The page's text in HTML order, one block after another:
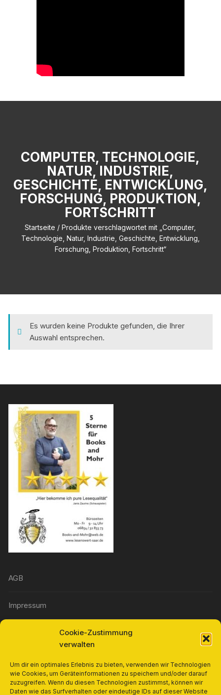
Cookie-Zustimmung
verwalten
Um dir ein optimales Erlebnis zu bieten, verwenden wir Technologien
wie Cookies, um Geräteinformationen zu speichern und/oder darauf
zuzugreifen. Wenn du diesen Technologien zustimmst, können wir
Daten wie das Surfverhalten oder eindeutige IDs auf dieser Website
COMPUTER, TECHNOLOGIE,
NATUR, INDUSTRIE,
GESCHICHTE, ENTWICKLUNG,
FORSCHUNG, PRODUKTION,
FORTSCHRITT
Startseite / Produkte verschlagwortet mit „Computer,
Technologie, Natur, Industrie, Geschichte, Entwicklung,
Forschung, Produktion, Fortschritt“
Es wurden keine Produkte gefunden, die Ihrer
Auswahl entsprechen.
AGB
Impressum
Widerrufsbelehrung
Cookie-Richtlinie (EU)